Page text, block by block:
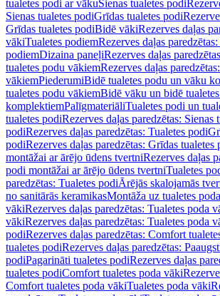
tualetes podi ar vākuSienas tualetes podi
Sienas tualetes podiGrīdas tualetes podi
Grīdas tualetes podiBidē vākiRezerves daļas
vākiTualetes podiemRezerves daļas
podiemDizaina paneļiRezerves daļas
tualetes podu vākiemRezerves daļas
vākiemPiederumiBidē tualetes podu un vāku
tualetes podu vākiemBidē vāku un bidē
komplektiemPalīgmateriāliTualetes podi un
tualetes podiRezerves daļas paredzētas: Sienas
podiRezerves daļas paredzētas: Tualetes podi
podiRezerves daļas paredzētas: Grīdas tualetes
montāžai ar ārējo ūdens tvertniRezerves daļas
podi montāžai ar ārējo ūdens tvertniTualetes
paredzētas: Tualetes podiĀrējās skalojamās
no sanitārās keramikasMontāža uz tualetes poda
vākiRezerves daļas paredzētas: Tualetes poda
vākiRezerves daļas paredzētas: Tualetes poda
podiRezerves daļas paredzētas: Comfort
tualetes podiRezerves daļas paredzētas:
podiPagarināti tualetes podiRezerves daļas
tualetes podiComfort tualetes poda vāki
Comfort tualetes poda vākiTualetes poda vāki